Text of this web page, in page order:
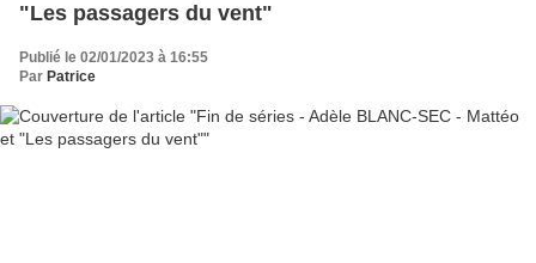
"Les passagers du vent"
Publié le 02/01/2023 à 16:55
Par Patrice